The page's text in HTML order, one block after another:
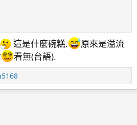
這是什麼碗糕.
原來是溢流
看無(台語).